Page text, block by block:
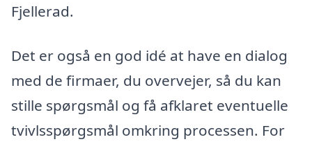
Fjellerad.
Det er også en god idé at have en dialog
med de firmaer, du overvejer, så du kan
stille spørgsmål og få afklaret eventuelle
tvivlsspørgsmål omkring processen. For